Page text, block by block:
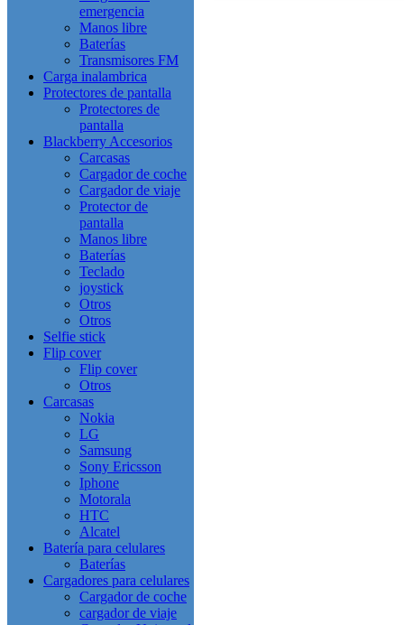
emergencia
Manos libre
Baterías
Transmisores FM
Carga inalambrica
Protectores de pantalla
Protectores de
pantalla
Blackberry Accesorios
Carcasas
Cargador de coche
Cargador de viaje
Protector de
pantalla
Manos libre
Baterías
Teclado
joystick
Otros
Otros
Selfie stick
Flip cover
Flip cover
Otros
Carcasas
Nokia
LG
Samsung
Sony Ericsson
Iphone
Motorala
HTC
Alcatel
Batería para celulares
Baterías
Cargadores para celulares
Cargador de coche
cargador de viaje